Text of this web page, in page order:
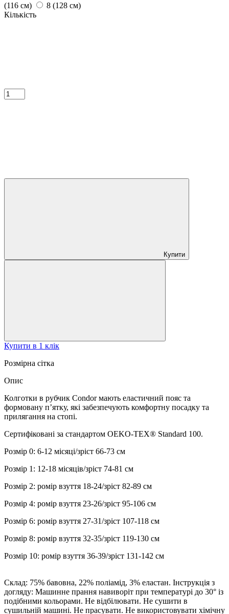
(116 см)
8 (128 см)
Кількість
Купити
Купити в 1 клік
Розмірна сітка
Опис
Колготки в рубчик Condor мають еластичний пояс та
формовану пʼятку, які забезпечують комфортну посадку та
прилягання на стопі.
Сертифіковані за стандартом OEKO-TEX® Standard 100.
Розмір 0: 6-12 місяці/зріст 66-73 см
Розмір 1: 12-18 місяців/зріст 74-81 см
Розмір 2: ромір взуття 18-24/зріст 82-89 см
Розмір 4: ромір взуття 23-26/зріст 95-106 см
Розмір 6: ромір взуття 27-31/зріст 107-118 см
Розмір 8: ромір взуття 32-35/зріст 119-130 см
Розмір 10: ромір взуття 36-39/зріст 131-142 см
Склад: 75% бавовна, 22% поліамід, 3% еластан. Інструкція з
догляду: Машинне прання навиворіт при температурі до 30° із
подібними кольорами. Не відбілювати. Не сушити в
сушильній машині. Не прасувати. Не використовувати хімічну